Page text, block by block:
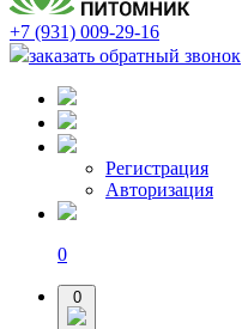
+7 (931) 009-29-16
заказать обратный звонок
Регистрация
Авторизация
0
0